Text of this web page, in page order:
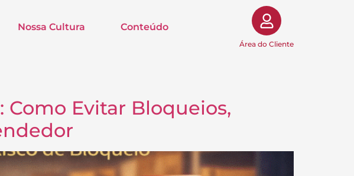
Nossa Cultura Conteúdo
Área do Cliente
Evitar Bloqueios,